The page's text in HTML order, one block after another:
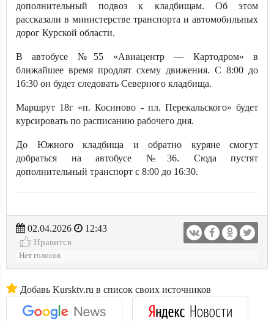
дополнительный подвоз к кладбищам. Об этом
рассказали в министерстве транспорта и автомобильных
дорог Курской области.
В автобусе №55 «Авиацентр — Картодром» в
ближайшее время продлят схему движения. С 8:00 до
16:30 он будет следовать Северного кладбища.
Маршрут 1️8г «п. Косиново - пл. Перекальского» будет
курсировать по расписанию рабочего дня.
До Южного кладбища и обратно куряне смогут
добраться на автобусе №36. Сюда пустят
дополнительный транспорт с 8:00 до 16:30.
02.04.2026
12:43
Нравится
Нет голосов
Добавь Kursktv.ru в список своих источников